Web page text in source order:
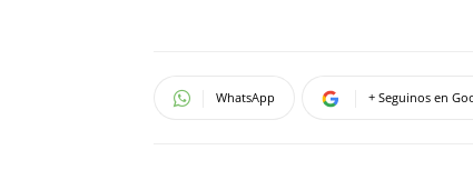
WhatsApp + Seguinos en